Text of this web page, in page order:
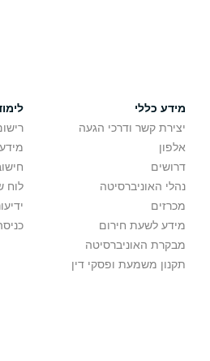
מידע כללי
יצירת קשר ודרכי הגעה
אלפון
דרושים
נהלי האוניברסיטה
מכרזים
מידע לשעת חירום
מבקרת האוניברסיטה
תקנון משמעת ופסקי דין
לוח